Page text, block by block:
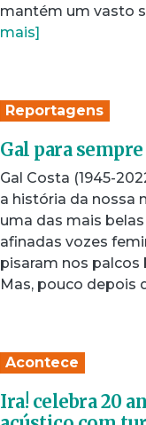
mantém um vasto
mais]
Reportagens
Gal para
Gal Costa (1945-
a história da nossa
uma das mais
afinadas vozes
pisaram nos palcos
Mas, pouco depois
Acontece
Ira! celebra 20